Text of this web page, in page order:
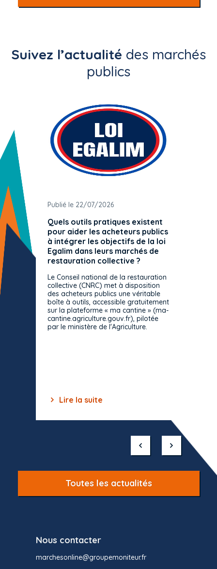
Suivez l’actualité des marchés
publics
Publié le 22/07/2026
Quels outils pratiques existent
pour aider les acheteurs publics
à intégrer les objectifs de la loi
Egalim dans leurs marchés de
restauration collective ?
Le Conseil national de la restauration
collective (CNRC) met à disposition
des acheteurs publics une véritable
boîte à outils, accessible gratuitement
sur la plateforme « ma cantine » (ma-
cantine.agriculture.gouv.fr), pilotée
par le ministère de l'Agriculture.
Lire la suite
Toutes les actualités
Nous contacter
marchesonline@groupemoniteur.fr